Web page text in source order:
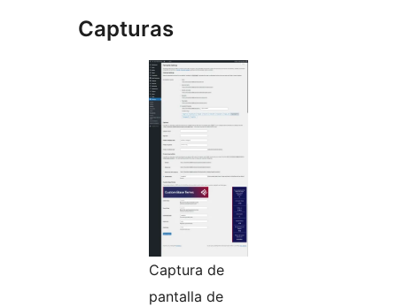
Capturas
Captura de
pantalla de